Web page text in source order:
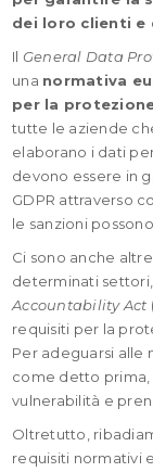
dei loro clienti e
Il General Data
una normativa
per la
tutte le aziende
elaborano i dati
devono essere in
GDPR attraverso
le sanzioni
Ci sono anche
determinati
Accountability Act
requisiti per la
Per adeguarsi alle
come detto
vulnerabilità e
Oltretutto,
requisiti normativi